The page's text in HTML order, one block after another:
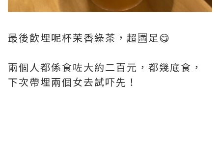
最後飲埋呢杯茉香綠茶，超🈵️足😋
兩個人都係食咗大約二百元，都幾底食，
下次帶埋兩個女去試吓先！